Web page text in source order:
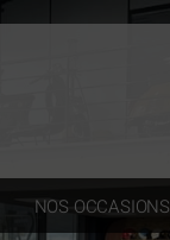
NOS OCCASIONS